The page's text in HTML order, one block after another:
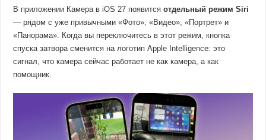
В приложении Камера в iOS 27 появитсяотдельный режим Siri
— рядом с уже привычными «Фото», «Видео», «Портрет» и
«Панорама». Когда вы переключитесь в этот режим, кнопка
спуска затвора сменится на логотип Apple Intelligence: это
сигнал, что камера сейчас работает не как камера, а как
помощник.